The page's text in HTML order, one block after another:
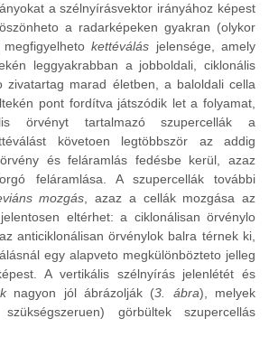
a szélnyírásvektor irányához képest
a radarképeken gyakran (olykor
megfigyelhetokettéválás jelensége, amely
leggyakrabban a jobboldali, ciklonális
zivatartag marad életben, a baloldali cella
pont fordítva játszódik let a folyamat,
örvényt tartalmazó szupercellák a
követoen legtöbbször az addig
és feláramlás fedésbe kerül, azaz
feláramlása. A szupercellák további
mozgás , azaz a cellák mozgása az
eltérhet: a ciklonálisan örvénylo
anticiklonálisan örvénylok balra térnek ki,
egy alapveto megkülönbözteto jelleg
A vertikális szélnyírás jelenlétét és
nagyon jól ábrázolják (3. ábra), melyek
görbültek szupercellás